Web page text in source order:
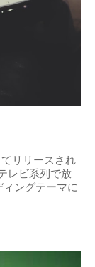
リリースされ
レビ系列で放
ングテーマに